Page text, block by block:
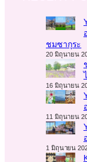
ชมซากุระ
20 มิถุนายน
16 มิถุนายน
11 มิถุนายน
1 มิถุนายน